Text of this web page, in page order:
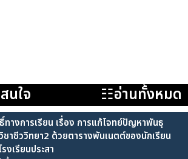
นใจ ☷อ่านทั้งหมด
างการเรียน เรื่อง การแก้โจทย์ปัญหาพันธุ
ชาชีววิทยา2 ด้วยตารางพันเนตต์ของนักเรียน
เรียนประสา